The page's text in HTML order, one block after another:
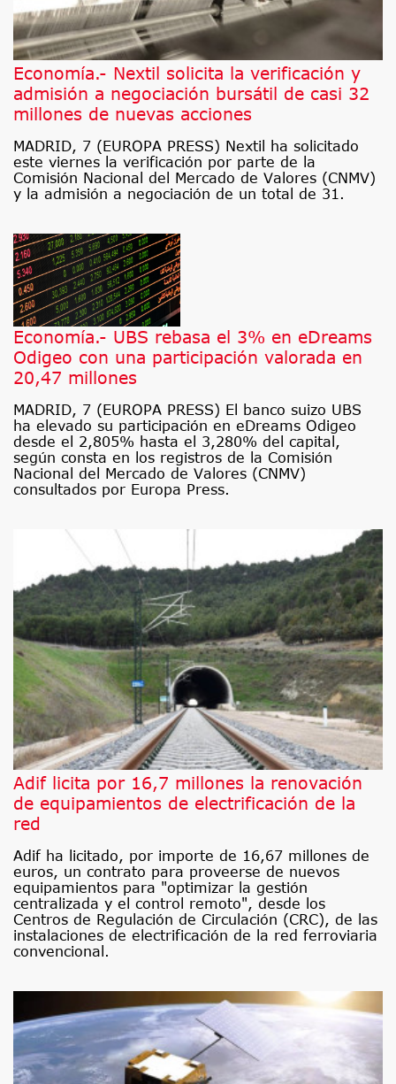
Economía.- Nextil solicita la verificación y
admisión a negociación bursátil de casi 32
millones de nuevas acciones
MADRID, 7 (EUROPA PRESS) Nextil ha solicitado
este viernes la verificación por parte de la
Comisión Nacional del Mercado de Valores (CNMV)
y la admisión a negociación de un total de 31.
Economía.- UBS rebasa el 3% en eDreams
Odigeo con una participación valorada en
20,47 millones
MADRID, 7 (EUROPA PRESS) El banco suizo UBS
ha elevado su participación en eDreams Odigeo
desde el 2,805% hasta el 3,280% del capital,
según consta en los registros de la Comisión
Nacional del Mercado de Valores (CNMV)
consultados por Europa Press.
Adif licita por 16,7 millones la renovación
de equipamientos de electrificación de la
red
Adif ha licitado, por importe de 16,67 millones de
euros, un contrato para proveerse de nuevos
equipamientos para "optimizar la gestión
centralizada y el control remoto", desde los
Centros de Regulación de Circulación (CRC), de las
instalaciones de electrificación de la red ferroviaria
convencional.